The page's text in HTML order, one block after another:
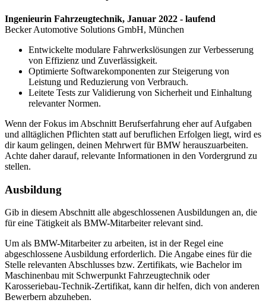
Ingenieurin Fahrzeugtechnik, Januar 2022 - laufend
Becker Automotive Solutions GmbH, München
Entwickelte modulare Fahrwerkslösungen zur Verbesserung
von Effizienz und Zuverlässigkeit.
Optimierte Softwarekomponenten zur Steigerung von
Leistung und Reduzierung von Verbrauch.
Leitete Tests zur Validierung von Sicherheit und Einhaltung
relevanter Normen.
Wenn der Fokus im Abschnitt Berufserfahrung eher auf Aufgaben
und alltäglichen Pflichten statt auf beruflichen Erfolgen liegt, wird es
dir kaum gelingen, deinen Mehrwert für BMW herauszuarbeiten.
Achte daher darauf, relevante Informationen in den Vordergrund zu
stellen.
Ausbildung
Gib in diesem Abschnitt alle abgeschlossenen Ausbildungen an, die
für eine Tätigkeit als BMW-Mitarbeiter relevant sind.
Um als BMW-Mitarbeiter zu arbeiten, ist in der Regel eine
abgeschlossene Ausbildung erforderlich. Die Angabe eines für die
Stelle relevanten Abschlusses bzw. Zertifikats, wie Bachelor im
Maschinenbau mit Schwerpunkt Fahrzeugtechnik oder
Karosseriebau-Technik-Zertifikat, kann dir helfen, dich von anderen
Bewerbern abzuheben.